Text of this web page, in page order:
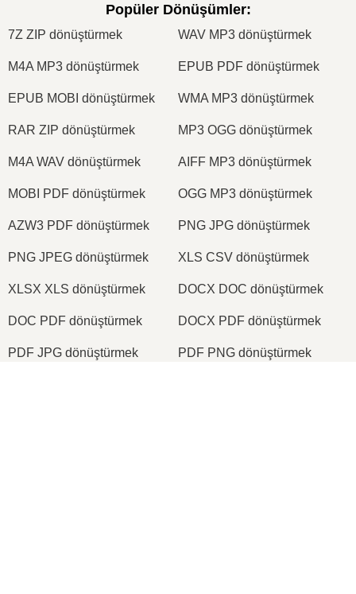
Popüler Dönüşümler:
7Z ZIP dönüştürmek WAV MP3 dönüştürmek
M4A MP3 dönüştürmek EPUB PDF dönüştürmek
EPUB MOBI dönüştürmek WMA MP3 dönüştürmek
RAR ZIP dönüştürmek MP3 OGG dönüştürmek
M4A WAV dönüştürmek AIFF MP3 dönüştürmek
MOBI PDF dönüştürmek OGG MP3 dönüştürmek
AZW3 PDF dönüştürmek PNG JPG dönüştürmek
PNG JPEG dönüştürmek XLS CSV dönüştürmek
XLSX XLS dönüştürmek DOCX DOC dönüştürmek
DOC PDF dönüştürmek DOCX PDF dönüştürmek
PDF JPG dönüştürmek PDF PNG dönüştürmek